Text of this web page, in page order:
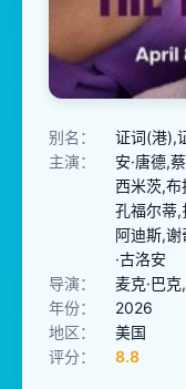
别名：
证词(港),
主演：
安·唐德,
西米茨,布
孔福尔蒂,
阿迪斯,谢
·古洛安
导演：
麦克·巴
年份：
2026
地区：
美国
评分：
8.8